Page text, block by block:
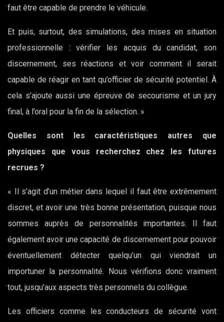
faut être capable de prendre le véhicule.
Et puis, surtout, des simulations, des mises en situation
professionnelle : vérifier les acquis du candidat, son
discernement, ses réactions et voir comment il serait
capable de réagir en tant qu’officier de sécurité potentiel. À
cela s’ajoute aussi une épreuve de secourisme et un jury
final, à l’oral pour la fin de la sélection. »
Quelles sont les caractéristiques autres que
physiques que vous recherchez chez les futures
recrues ?
« Il s’agit d’un métier dans lequel il faut être extrêmement
discret, et avoir une très bonne présentation, puisque nous
sommes auprès de personnalités importantes. Il faut
également avoir une capacité de discernement pour pouvoir
éventuellement détecter quelqu’un qui viendrait un
importuner la personnalité. Nous vérifions donc vraiment
tout, jusqu’aux aspects très personnels du collègue.
Les officiers comme les conducteurs de sécurité vont